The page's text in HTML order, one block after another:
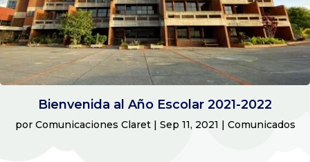
Bienvenida al Año Escolar 2021-2022
por Comunicaciones Claret| Sep 11, 2021 | Comunicados